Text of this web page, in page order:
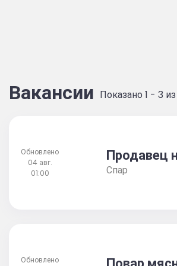
Вакансии Показано 1 - 3 из
Обновлено
04 авг.
01:00
Продавец
Спар
Обновлено